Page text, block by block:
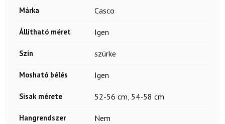
Márka Casco
Állítható méret Igen
Szín szürke
Mosható bélés Igen
Sisak mérete 52-56 cm, 54-58 cm
Hangrendszer Nem